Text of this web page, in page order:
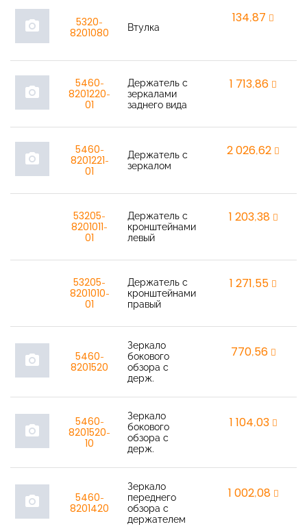
photo_camera
5320-
8201080
Втулка
134,87
photo_camera
5460-
8201220-
01
Держатель с
зеркалами
заднего вида
1 713,86
photo_camera
5460-
8201221-
01
Держатель с
зеркалом
2 026,62
53205-
8201011-
01
Держатель с
кронштейнами
левый
1 203,38
53205-
8201010-
01
Держатель с
кронштейнами
правый
1 271,55
photo_camera
5460-
8201520
Зеркало
бокового
обзора с
держ.
770,56
photo_camera
5460-
8201520-
10
Зеркало
бокового
обзора с
держ.
1 104,03
photo_camera
5460-
8201420
Зеркало
переднего
обзора с
держателем
1 002,08